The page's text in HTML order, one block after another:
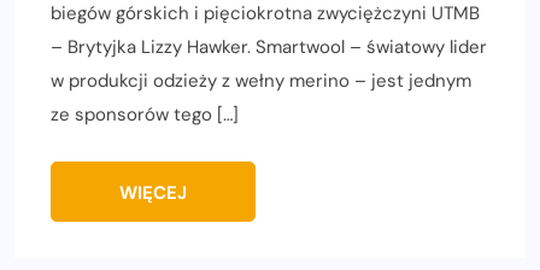
biegów górskich i pięciokrotna zwyciężczyni UTMB
– Brytyjka Lizzy Hawker. Smartwool – światowy lider
w produkcji odzieży z wełny merino – jest jednym
ze sponsorów tego […]
WIĘCEJ